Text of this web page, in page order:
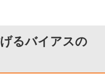
るバイアスの